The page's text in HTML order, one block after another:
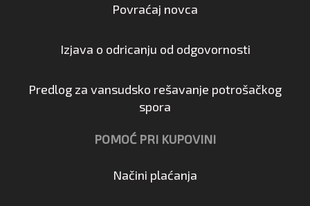
Povraćaj novca
Izjava o odricanju od odgovornosti
Predlog za vansudsko rešavanje potrošačkog
spora
POMOĆ PRI KUPOVINI
Načini plaćanja